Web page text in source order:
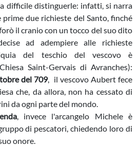
difficile distinguerle: infatti, si narra
due richieste del Santo, finché
il cranio con un tocco del suo dito
ad adempiere alle richieste
del teschio del vescovo è
Saint-Gervais di Avranches):
del 709, il vescovo Aubert fece
che, da allora, non ha cessato di
da ogni parte del mondo.
, invece l'arcangelo Michele è
di pescatori, chiedendo loro di
onore.